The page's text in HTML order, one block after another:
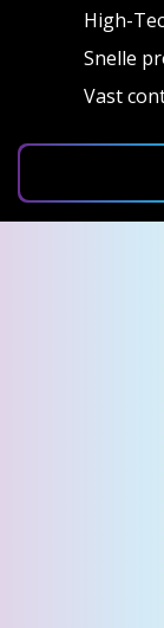
High-
Snelle
Vast